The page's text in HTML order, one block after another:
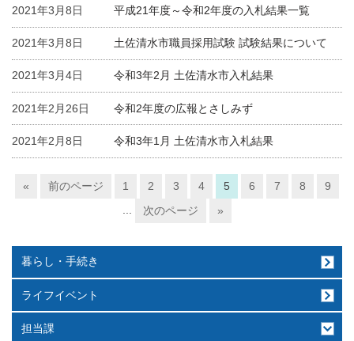
2021年3月8日 平成21年度～令和2年度の入札結果一覧
2021年3月8日 土佐清水市職員採用試験 試験結果について
2021年3月4日 令和3年2月 土佐清水市入札結果
2021年2月26日 令和2年度の広報とさしみず
2021年2月8日 令和3年1月 土佐清水市入札結果
« 前のページ 1 2 3 4 5 6 7 8
9
次のページ »
暮らし・手続き
ライフイベント
担当課